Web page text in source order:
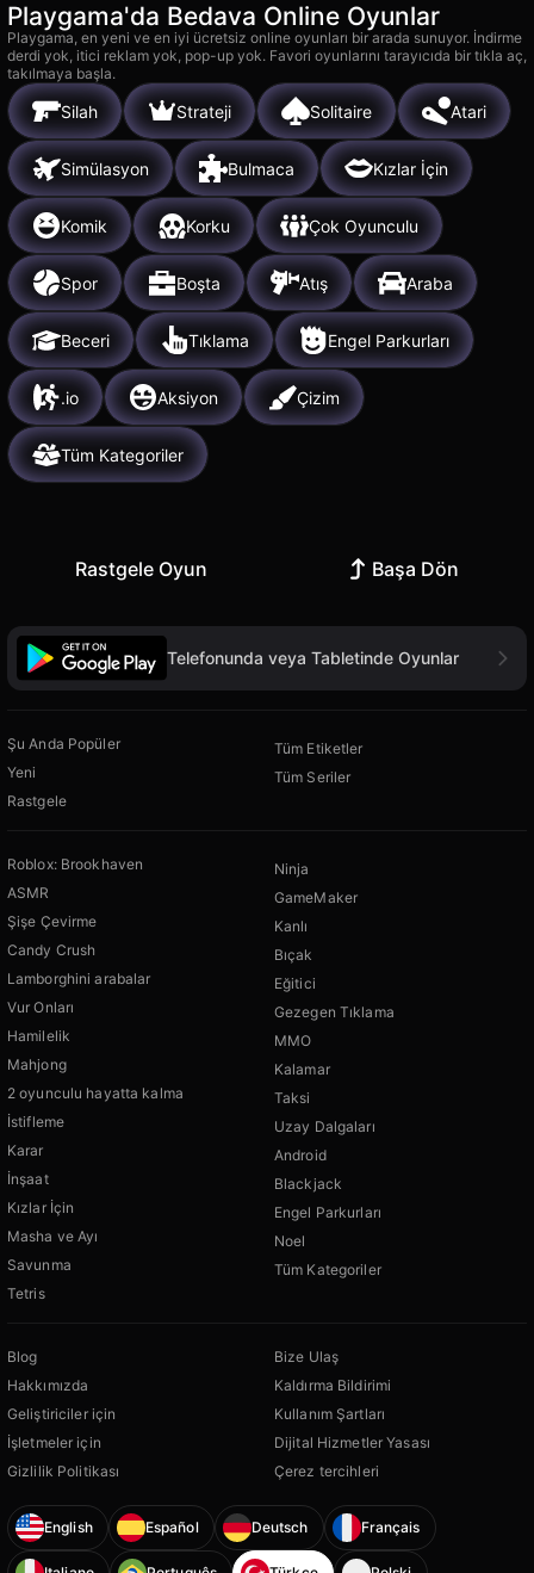
Playgama'da Bedava Online Oyunlar
Playgama, en yeni ve en iyi ücretsiz online oyunları bir arada sunuyor. İndirme
derdi yok, itici reklam yok, pop-up yok. Favori oyunlarını tarayıcıda bir tıkla aç,
takılmaya başla.
Silah Strateji Solitaire Atari
Simülasyon Bulmaca Kızlar İçin
Komik Korku Çok Oyunculu
Spor Boşta Atış Araba
Beceri Tıklama Engel Parkurları
.io Aksiyon Çizim
Tüm Kategoriler
Rastgele Oyun Başa Dön
Telefonunda veya Tabletinde Oyunlar
Şu Anda Popüler
Yeni
Rastgele
Tüm Etiketler
Tüm Seriler
Roblox: Brookhaven
ASMR
Şişe Çevirme
Candy Crush
Lamborghini arabalar
Vur Onları
Hamilelik
Mahjong
2 oyunculu hayatta kalma
İstifleme
Karar
İnşaat
Kızlar İçin
Masha ve Ayı
Savunma
Tetris
Ninja
GameMaker
Kanlı
Bıçak
Eğitici
Gezegen Tıklama
MMO
Kalamar
Taksi
Uzay Dalgaları
Android
Blackjack
Engel Parkurları
Noel
Tüm Kategoriler
Blog
Hakkımızda
Geliştiriciler için
İşletmeler için
Gizlilik Politikası
Bize Ulaş
Kaldırma Bildirimi
Kullanım Şartları
Dijital Hizmetler Yasası
Çerez tercihleri
English Español Deutsch Français